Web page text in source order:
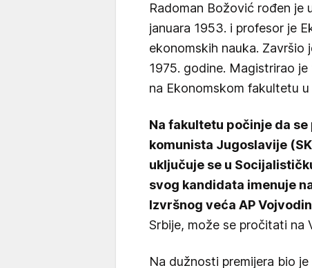
Radoman Božović rođen je
januara 1953. i profesor je
ekonomskih nauka.
1975. godine. Magistrirao
na Ekonomskom fakultetu u
Na fakultetu počinje da
komunista Jugoslavije
uključuje se u
svog kandidata imenuje
Izvršnog veća AP
Srbije, može se pročitati na
Na dužnosti premijera bio